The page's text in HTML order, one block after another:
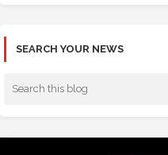
SEARCH YOUR NEWS